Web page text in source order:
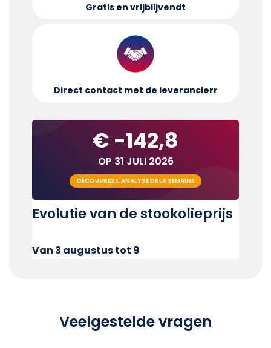
Gratis en vrijblijvendt
Direct contact met de leverancierr
€ -142,8
OP 31 JULI 2026
DÉCOUVREZ L'ANALYSE DE LA SEMAINE
Evolutie van de stookolieprijs
Van 3 augustus tot 9
Veelgestelde vragen